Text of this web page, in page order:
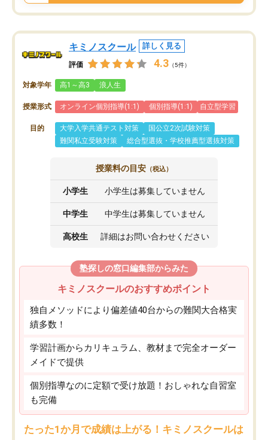
キミノスクール 詳しく見る
評価 4.3 （5件）
対象学年 高1～高3 浪人生
授業形式 オンライン個別指導(1:1) 個別指導(1:1) 自立型学習
目的 大学入学共通テスト対策
国公立2次試験対策
難関私立受験対策
総合型選抜・学校推薦型選抜対策
授業料の目安 （税込）
小学生 小学生は募集していません
中学生 中学生は募集していません
高校生 詳細はお問い合わせください
塾探しの窓口編集部からみた
キミノスクールのおすすめポイント
独自メソッドにより偏差値40台からの難関大合格実
績多数！
学習計画からカリキュラム、教材まで完全オーダー
メイドで提供
個別指導なのに定額で受け放題！おしゃれな自習室
も完備
たった1か月で成績は上がる！キミノスクールは